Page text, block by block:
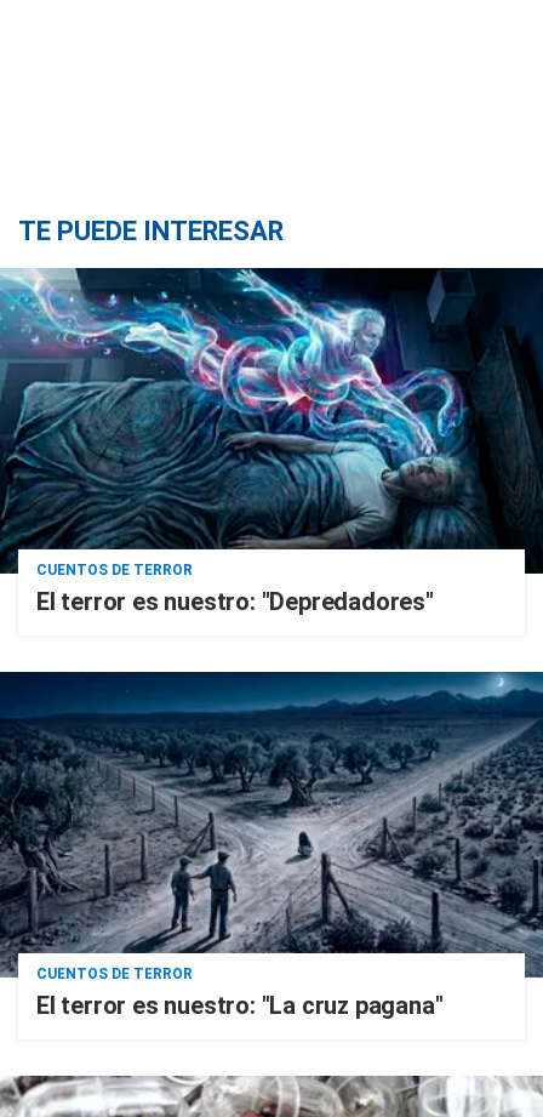
TE PUEDE INTERESAR
CUENTOS DE TERROR
El terror es nuestro: "Depredadores"
CUENTOS DE TERROR
El terror es nuestro: "La cruz pagana"